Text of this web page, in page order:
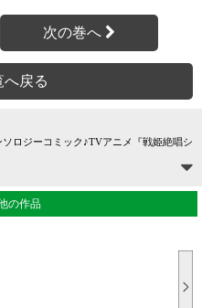
次の巻へ
へ戻る
ロジーコミック♪TVアニメ『戦姫絶唱シ
の作品